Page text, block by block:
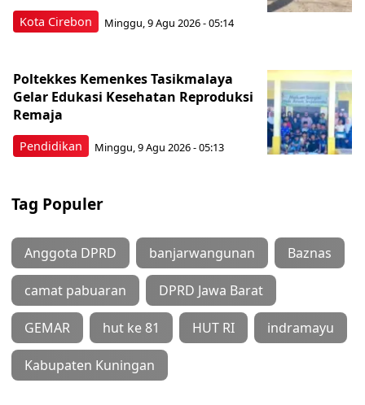
Kota Cirebon Minggu, 9 Agu 2026 - 05:14
Pendidikan
Poltekkes Kemenkes Tasikmalaya
Gelar Edukasi Kesehatan Reproduksi
Remaja
Minggu, 9 Agu 2026 - 05:13
Tag Populer
Anggota DPRD banjarwangunan Baznas
camat pabuaran DPRD Jawa Barat
GEMAR hut ke 81 HUT RI indramayu
Kabupaten Kuningan